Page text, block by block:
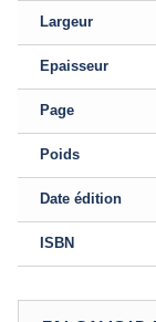
Largeur
Epaisseur
Page
Poids
Date édition
ISBN